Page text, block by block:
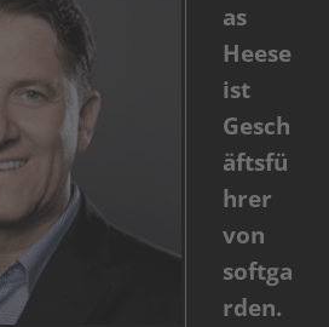
as
Heese
ist
Gesch
äftsfü
hrer
von
softga
rden.